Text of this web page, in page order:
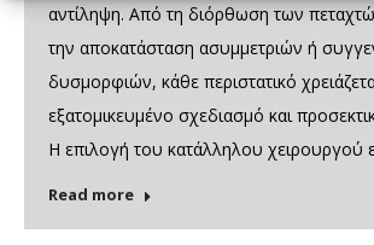
αντίληψη. Από τη διόρθωση των
την αποκατάσταση ασυμμετριών ή
δυσμορφιών, κάθε περιστατικό
εξατομικευμένο σχεδιασμό και
Η επιλογή του κατάλληλου χειρουργού
Read more